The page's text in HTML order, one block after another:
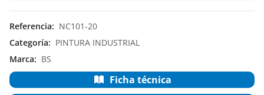
Referencia: NC101-20
Categoría: PINTURA INDUSTRIAL
Marca: BS
Ficha técnica